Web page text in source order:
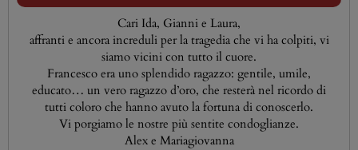
Cari Ida, Gianni e Laura,
affranti e ancora increduli per la tragedia che vi ha colpiti, vi
siamo vicini con tutto il cuore.
Francesco era uno splendido ragazzo: gentile, umile,
educato… un vero ragazzo d’oro, che resterà nel ricordo di
tutti coloro che hanno avuto la fortuna di conoscerlo.
Vi porgiamo le nostre più sentite condoglianze.
Alex e Mariagiovanna